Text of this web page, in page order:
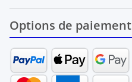
Options de paiement